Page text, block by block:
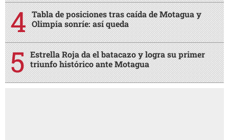
Tabla de posiciones tras caída de Motagua y
Olimpia sonríe: así queda
Estrella Roja da el batacazo y logra su primer
triunfo histórico ante Motagua